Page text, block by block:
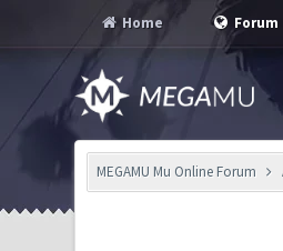
Home Forum
MEGAMU Mu Online Forum